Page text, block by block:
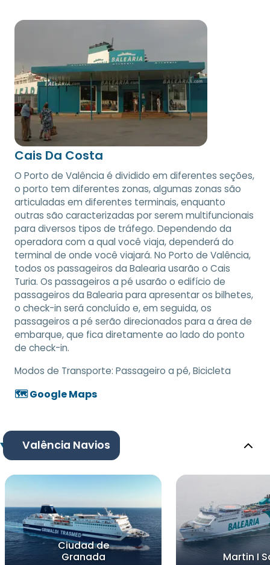
Cais Da Costa
O Porto de Valência é dividido em diferentes seções,
o porto tem diferentes zonas, algumas zonas são
articuladas em diferentes terminais, enquanto
outras são caracterizadas por serem multifuncionais
para diversos tipos de tráfego. Dependendo da
operadora com a qual você viaja, dependerá do
terminal de onde você viajará. No Porto de Valência,
todos os passageiros da Balearia usarão o Cais
Turia. Os passageiros a pé usarão o edifício de
passageiros da Balearia para apresentar os bilhetes,
o check-in será concluído e, em seguida, os
passageiros a pé serão direcionados para a área de
embarque, que fica diretamente ao lado do ponto
de check-in.
Modos de Transporte: Passageiro a pé, Bicicleta
🗺️ Google Maps
Valência Navios
Ciudad de
Granada
Martin I